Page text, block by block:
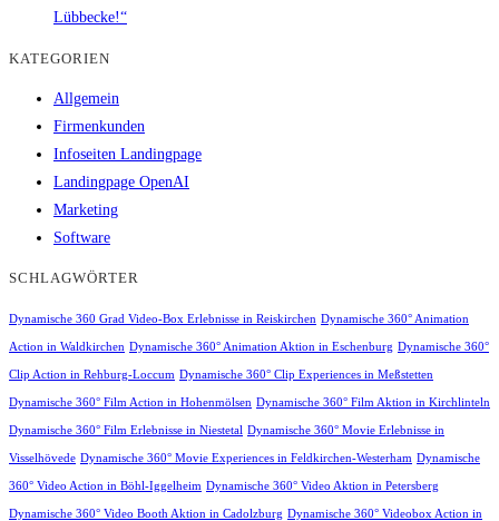
Lübbecke!“
KATEGORIEN
Allgemein
Firmenkunden
Infoseiten Landingpage
Landingpage OpenAI
Marketing
Software
SCHLAGWÖRTER
Dynamische 360 Grad Video-Box Erlebnisse in Reiskirchen Dynamische 360° Animation
Action in Waldkirchen Dynamische 360° Animation Aktion in Eschenburg Dynamische 360°
Clip Action in Rehburg-Loccum Dynamische 360° Clip Experiences in Meßstetten
Dynamische 360° Film Action in Hohenmölsen Dynamische 360° Film Aktion in Kirchlinteln
Dynamische 360° Film Erlebnisse in Niestetal Dynamische 360° Movie Erlebnisse in
Visselhövede Dynamische 360° Movie Experiences in Feldkirchen-Westerham Dynamische
360° Video Action in Böhl-Iggelheim Dynamische 360° Video Aktion in Petersberg
Dynamische 360° Video Booth Aktion in Cadolzburg Dynamische 360° Videobox Action in